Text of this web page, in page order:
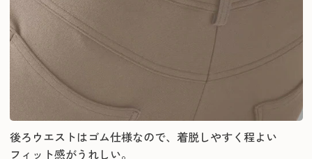
後ろウエストはゴム仕様なので、着脱しやすく程よい
フィット感がうれしい。